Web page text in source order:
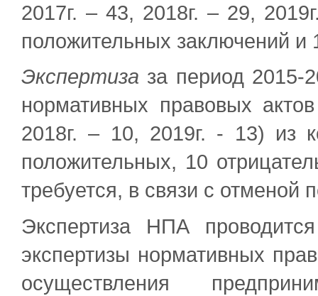
2017г. – 43, 2018г. – 29,
положительных заключений и
Экспертиза за период 2015-
нормативных правовых
2018г. – 10, 2019г. - 13) из
положительных, 10
требуется, в связи с отменой
Экспертиза НПА
экспертизы нормативных
осуществления